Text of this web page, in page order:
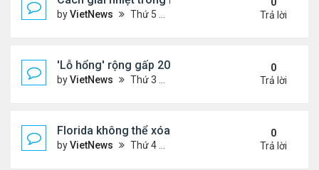
byVietNews Thứ 5 Tháng 6 15, 2023 10:40 am
Trả lời
'Lỗ hổng' rộng gấp 20 lần Trái Đất xuất hiện trên
byVietNews Thứ 3 Tháng 3 28, 2023 5:56 pm
0
Trả lời
Florida không thể xóa sổ Trăn Miến Điện
byVietNews Thứ 4 Tháng 3 22, 2023 5:29 pm
0
Trả lời